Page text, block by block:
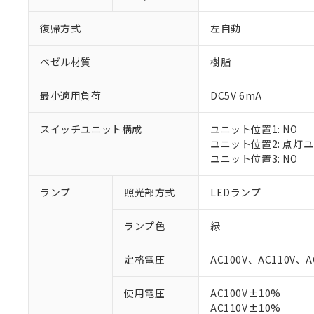
復帰方式 左自動
ベゼル材質 樹脂
最小適用負荷 DC5V 6mA
スイッチユニット構成
ユニット位置1: NO
ユニット位置2: 点灯
ユニット位置3: NO
ランプ 照光部方式 LEDランプ
ランプ色 緑
定格電圧 AC100V、AC110V、
使用電圧
AC100V±10%
AC110V±10%
ご利用条件
※1 対応状況
対応予定なし：
調査・確認中：
非該当品：ライセ
仕入先様の事情に
※1 中国